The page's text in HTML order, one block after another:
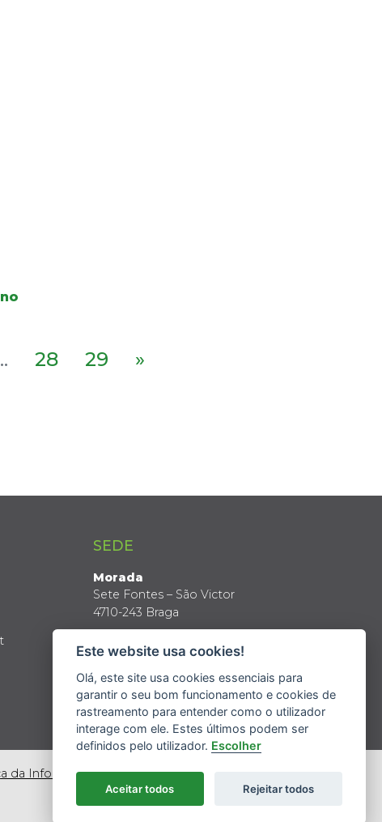
28 29 »
SEDE
Morada
Sete Fontes – São Victor
4710-243 Braga
Latitude: 41º 34’ N
Longitude: 8º 24’ W
da Informação
Este website usa cookies!
Olá, este site usa cookies essenciais para
garantir o seu bom funcionamento e cookies de
rastreamento para entender como o utilizador
interage com ele. Estes últimos podem ser
definidos pelo utilizador. Escolher
Aceitar todos Rejeitar todos